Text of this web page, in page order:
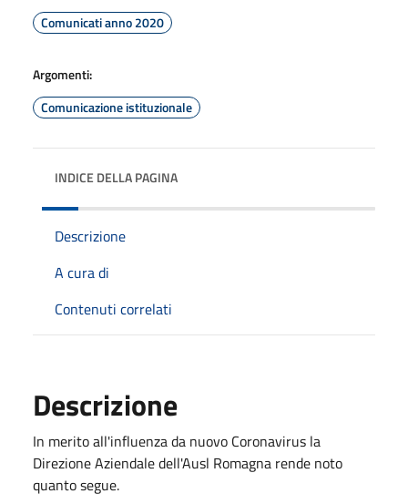
Comunicati anno 2020
Argomenti:
Comunicazione istituzionale
INDICE DELLA PAGINA
Descrizione
A cura di
Contenuti correlati
Descrizione
In merito all'influenza da nuovo Coronavirus la
Direzione Aziendale dell'Ausl Romagna rende noto
quanto segue.